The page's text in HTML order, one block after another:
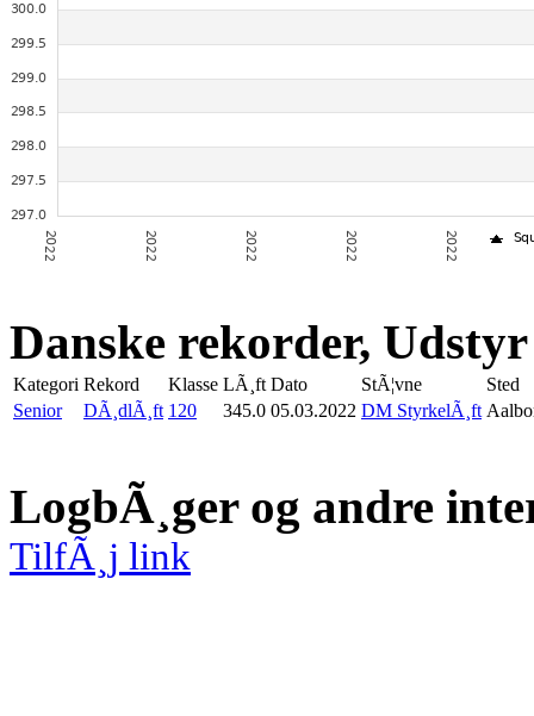
Danske rekorder, Udstyr
Kategori Rekord Klasse LÃ¸ft Dato StÃ¦vne
Sted
Senior
DÃ¸dlÃ¸ft 120 345.0 05.03.2022 DM StyrkelÃ¸ft
LogbÃ¸ger og andre
TilfÃ¸j link